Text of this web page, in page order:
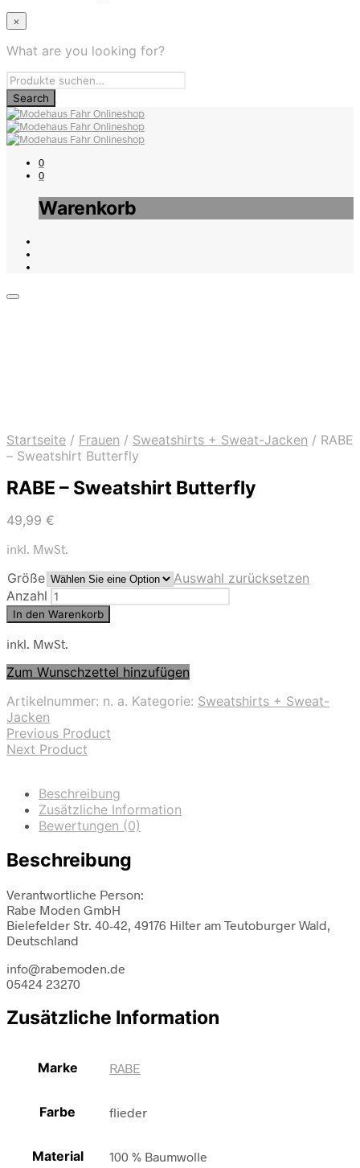
×
What are you looking for?
0
0
Warenkorb
Startseite / Frauen / Sweatshirts + Sweat-Jacken / RABE
– Sweatshirt Butterfly
RABE – Sweatshirt Butterfly
49,99 €
inkl. MwSt.
Größe
Auswahl zurücksetzen
Anzahl
In den Warenkorb
inkl. MwSt.
Zum Wunschzettel hinzufügen
Artikelnummer: n. a. Kategorie: Sweatshirts + Sweat-
Jacken
Previous Product
Next Product
Beschreibung
Zusätzliche Information
Bewertungen (0)
Beschreibung
Verantwortliche Person:
Rabe Moden GmbH
Bielefelder Str. 40-42, 49176 Hilter am Teutoburger Wald,
Deutschland
info@rabemoden.de
05424 23270
Zusätzliche Information
Marke RABE
Farbe flieder
Material 100 % Baumwolle